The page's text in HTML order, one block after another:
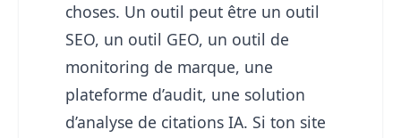
choses. Un outil peut être un outil
SEO, un outil GEO, un outil de
monitoring de marque, une
plateforme d’audit, une solution
d’analyse de citations IA. Si ton site